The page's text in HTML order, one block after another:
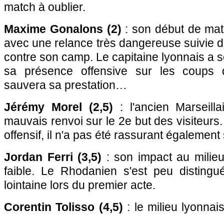
match à oublier.
Maxime Gonalons (2) : son début de
avec une relance très dangereuse suivie
contre son camp. Le capitaine lyonnais a
sa présence offensive sur les coups
sauvera sa prestation…
Jérémy Morel (2,5) : l'ancien
mauvais renvoi sur le 2e but des
offensif, il n'a pas été rassurant
Jordan Ferri (3,5) : son impact au
faible. Le Rhodanien s'est peu
lointaine lors du premier acte.
Corentin Tolisso (4,5) : le milieu